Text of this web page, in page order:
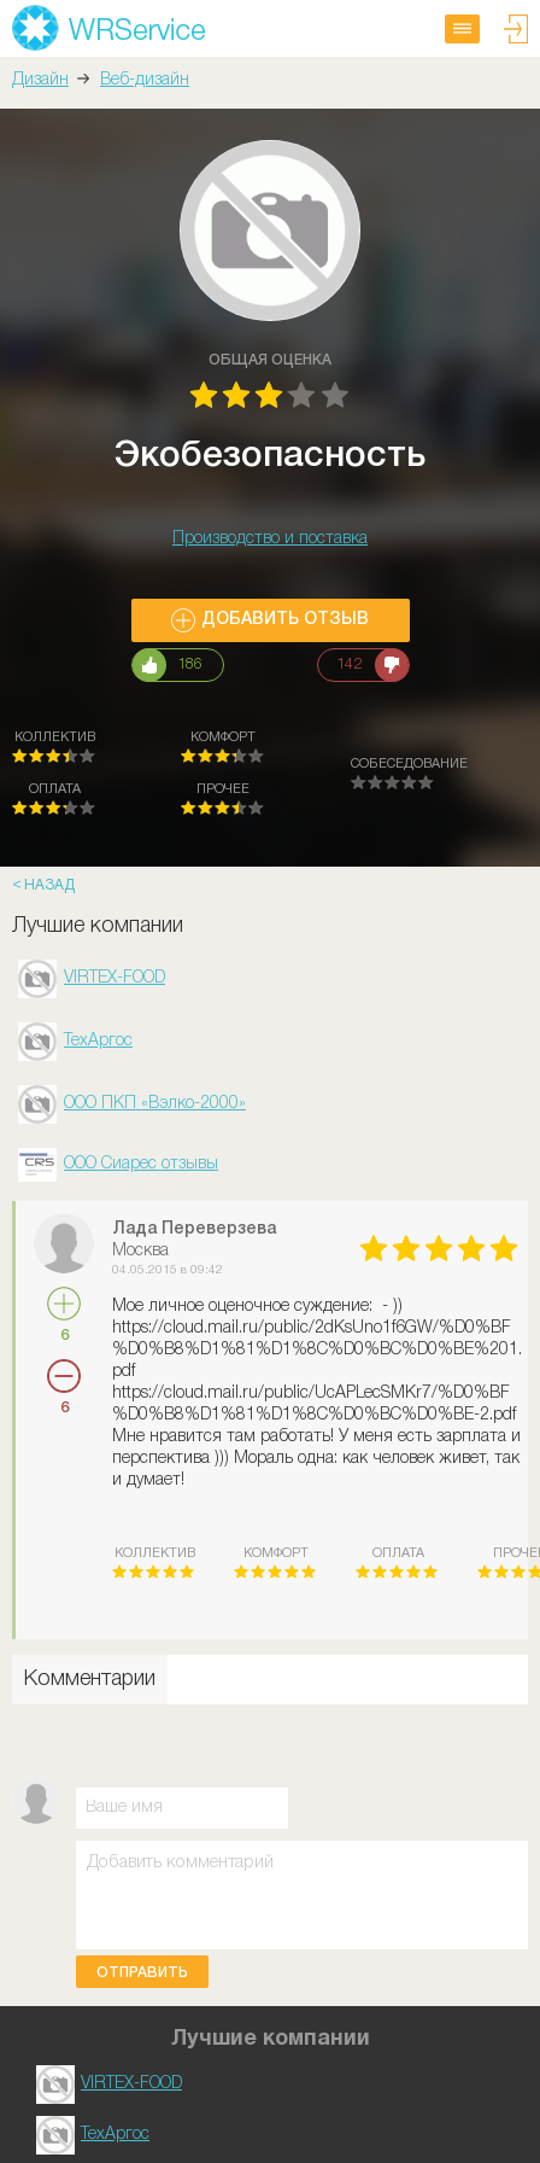
Дизайн Веб-дизайн
ОБЩАЯ ОЦЕНКА
Экобезопасность
Производство и поставка
ДОБАВИТЬ ОТЗЫВ
186 142
КОЛЛЕКТИВ
ОПЛАТА
КОМФОРТ
ПРОЧЕЕ
СОБЕСЕДОВАНИЕ
НАЗАД
Лучшие компании
VIRTEX-FOOD
ТехАргос
ООО ПКП «Вэлко-2000»
ООО Сиарес отзывы
6
6
Лада Переверзева
Москва
04.05.2015 в 09:42
Мое личное оценочное суждение: - ))
https://cloud.mail.ru/public/2dKsUno1f6GW/%D0%BF
%D0%B8%D1%81%D1%8C%D0%BC%D0%BE%201.
pdf
https://cloud.mail.ru/public/UcAPLecSMKr7/%D0%BF
%D0%B8%D1%81%D1%8C%D0%BC%D0%BE-2.pdf
Мне нравится там работать! У меня есть зарплата и
перспектива ))) Мораль одна: как человек живет, так
и думает!
КОЛЛЕКТИВ КОМФОРТ ОПЛАТА
Комментарии
ОТПРАВИТЬ
Лучшие компании
VIRTEX-FOOD
ТехАргос